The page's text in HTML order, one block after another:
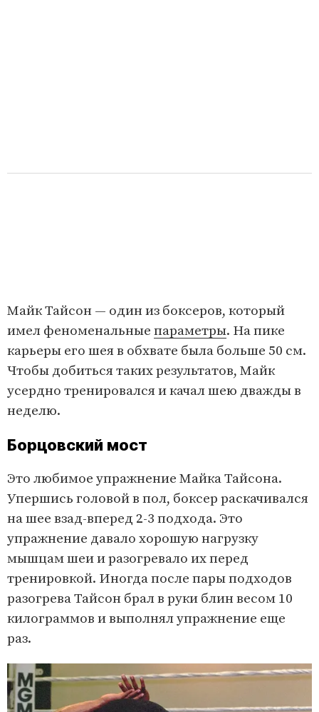
Майк Тайсон — один из боксеров, который
имел феноменальные параметры. На пике
карьеры его шея в обхвате была больше 50 см.
Чтобы добиться таких результатов, Майк
усердно тренировался и качал шею дважды в
неделю.
Борцовский мост
Это любимое упражнение Майка Тайсона.
Упершись головой в пол, боксер раскачивался
на шее взад-вперед 2-3 подхода. Это
упражнение давало хорошую нагрузку
мышцам шеи и разогревало их перед
тренировкой. Иногда после пары подходов
разогрева Тайсон брал в руки блин весом 10
килограммов и выполнял упражнение еще
раз.